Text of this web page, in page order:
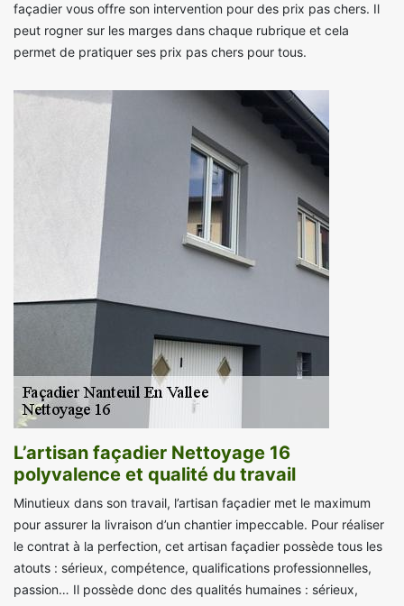
façadier vous offre son intervention pour des prix pas chers. Il
peut rogner sur les marges dans chaque rubrique et cela
permet de pratiquer ses prix pas chers pour tous.
L’artisan façadier Nettoyage 16
polyvalence et qualité du travail
Minutieux dans son travail, l’artisan façadier met le maximum
pour assurer la livraison d’un chantier impeccable. Pour réaliser
le contrat à la perfection, cet artisan façadier possède tous les
atouts : sérieux, compétence, qualifications professionnelles,
passion… Il possède donc des qualités humaines : sérieux,